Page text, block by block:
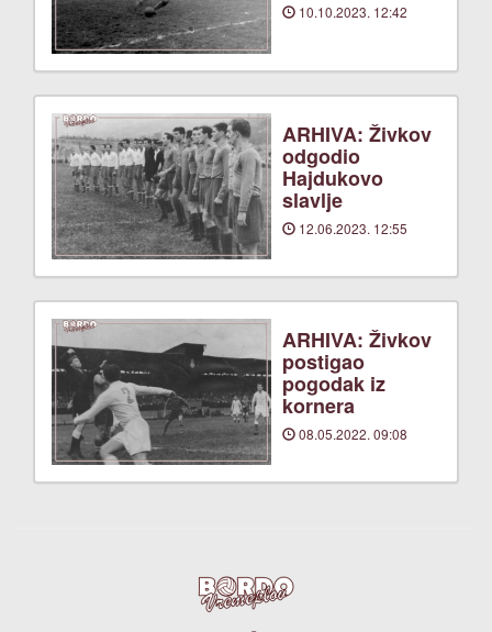
10.10.2023. 12:42
ARHIVA: Živkov
odgodio
Hajdukovo
slavlje
12.06.2023. 12:55
ARHIVA: Živkov
postigao
pogodak iz
kornera
08.05.2022. 09:08